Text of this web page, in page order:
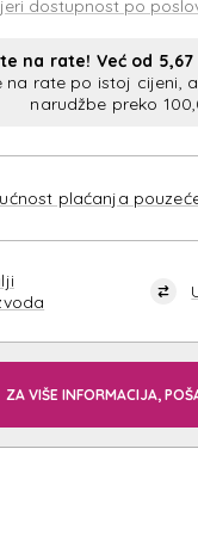
dostupnost po
na rate! Već od 5,67
na rate po istoj cijeni,
narudžbe preko
plaćanja
ZA VIŠE INFORMACIJA,